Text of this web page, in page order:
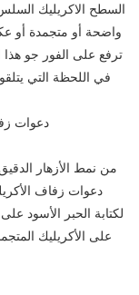
السطح الاكريليك
واضحة أو متجمدة أو
ترفع على الفور جو
في اللحظة التي
من نمط الأزهار
دعوات زفاف
لكتابة الحبر الأسود
على الأكريليك